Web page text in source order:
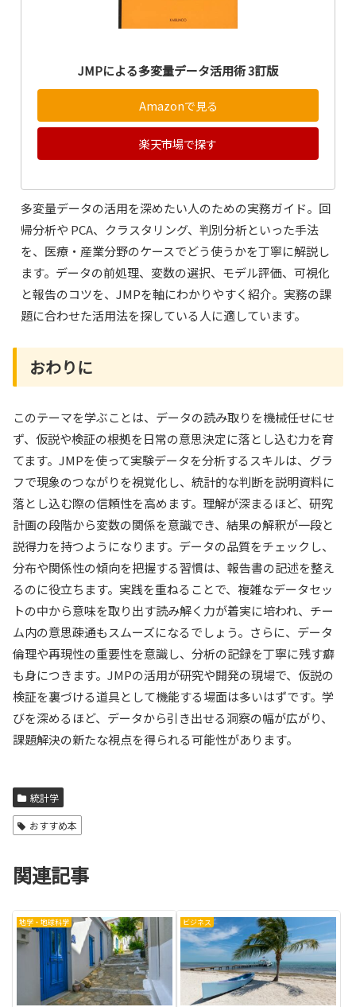
JMPによる多変量データ活用術 3訂版
Amazonで見る
楽天市場で探す
多変量データの活用を深めたい人のための実務ガイド。回
帰分析や PCA、クラスタリング、判別分析といった手法
を、医療・産業分野のケースでどう使うかを丁寧に解説し
ます。データの前処理、変数の選択、モデル評価、可視化
と報告のコツを、JMPを軸にわかりやすく紹介。実務の課
題に合わせた活用法を探している人に適しています。
おわりに
このテーマを学ぶことは、データの読み取りを機械任せにせ
ず、仮説や検証の根拠を日常の意思決定に落とし込む力を育
てます。JMPを使って実験データを分析するスキルは、グラ
フで現象のつながりを視覚化し、統計的な判断を説明資料に
落とし込む際の信頼性を高めます。理解が深まるほど、研究
計画の段階から変数の関係を意識でき、結果の解釈が一段と
説得力を持つようになります。データの品質をチェックし、
分布や関係性の傾向を把握する習慣は、報告書の記述を整え
るのに役立ちます。実践を重ねることで、複雑なデータセッ
トの中から意味を取り出す読み解く力が着実に培われ、チー
ム内の意思疎通もスムーズになるでしょう。さらに、データ
倫理や再現性の重要性を意識し、分析の記録を丁寧に残す癖
も身につきます。JMPの活用が研究や開発の現場で、仮説の
検証を裏づける道具として機能する場面は多いはずです。学
びを深めるほど、データから引き出せる洞察の幅が広がり、
課題解決の新たな視点を得られる可能性があります。
統計学
おすすめ本
関連記事
地学・地球科学 ビジネス